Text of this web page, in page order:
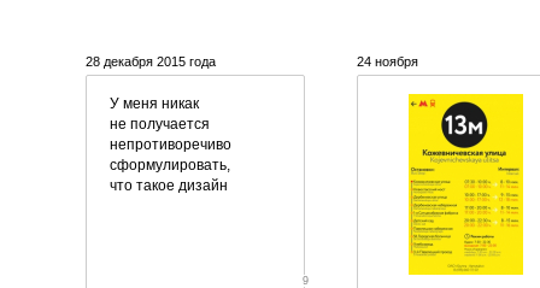
28 декабря 2015 года
У меня никак
не получается
непротиворечиво
сформулировать,
что такое дизайн
9
24 ноября